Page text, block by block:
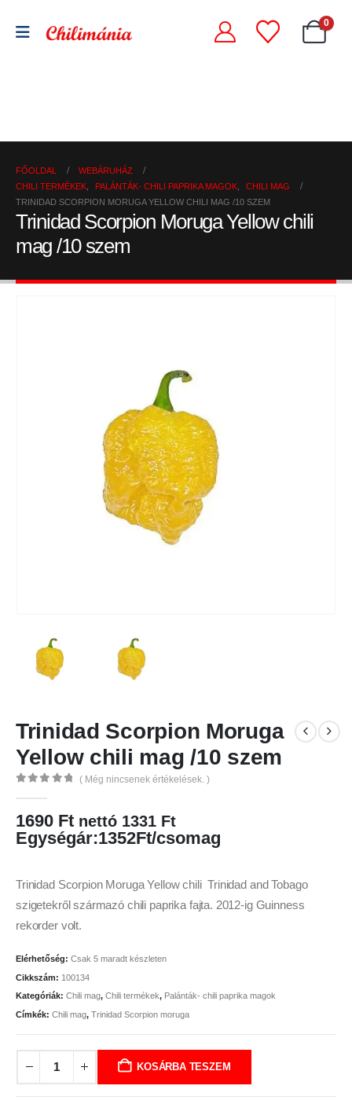
0
FŐOLDAL
WEBÁRUHÁZ
CHILI TERMÉKEK
PALÁNTÁK- CHILI PAPRIKA MAGOK
CHILI MAG
TRINIDAD SCORPION MORUGA YELLOW CHILI MAG /10 SZEM
Trinidad Scorpion Moruga Yellow chili
mag /10 szem
Trinidad Scorpion Moruga
Yellow chili mag /10 szem
( Még nincsenek értékelések. )
1690 Ft nettó 1331 Ft
Egységár:1352Ft/csomag
Trinidad Scorpion Moruga Yellow chili Trinidad and Tobago
szigetekről származó chili paprika fajta. 2012-ig Guinness
rekorder volt.
Elérhetőség: Csak 5 maradt készleten
Cikkszám: 100134
Kategóriák: Chili mag, Chili termékek, Palánták- chili paprika magok
Címkék: Chili mag, Trinidad Scorpion moruga
KOSÁRBA TESZEM